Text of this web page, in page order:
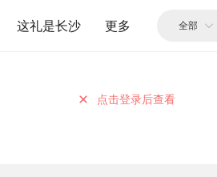
这礼是长沙 更多
点击登录后查看